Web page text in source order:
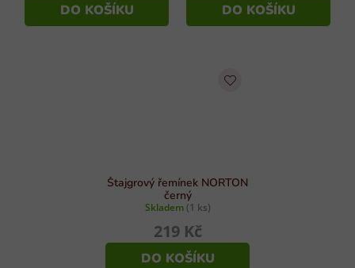
DO KOŠÍKU DO KOŠÍKU
Štajgrový řemínek NORTON
černý
Skladem (1 ks)
219 Kč
DO KOŠÍKU